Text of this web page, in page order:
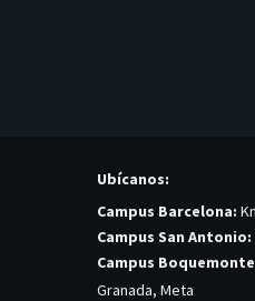
Ubícanos:
Campus Barcelona:
Campus San Antonio:
Campus
Granada, Meta